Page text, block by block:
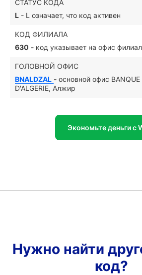
СТАТУС КОДА
L - L означает, что код активен
КОД ФИЛИАЛА
630 - код указывает на офис
ГОЛОВНОЙ ОФИС
BNALDZAL - основной офис BANQUE
D'ALGERIE, Алжир
Экономьте деньги с
Нужно найти
код?